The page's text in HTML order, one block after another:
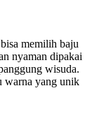
memilih baju
nyaman dipakai
wisuda.
warna yang unik